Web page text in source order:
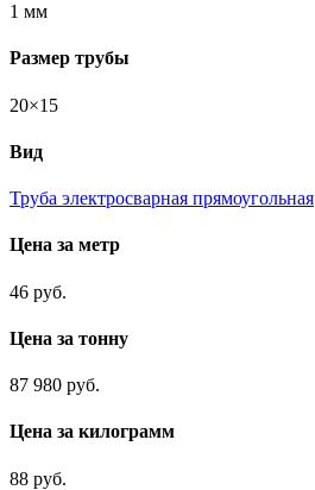
1 мм
Размер трубы
20×15
Вид
Труба электросварная прямоугольная
Цена за метр
46 руб.
Цена за тонну
87 980 руб.
Цена за килограмм
88 руб.